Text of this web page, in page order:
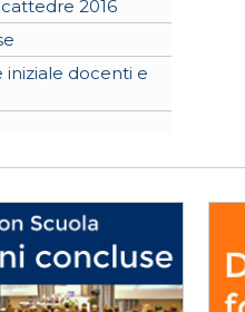
2016
iniziale docenti e